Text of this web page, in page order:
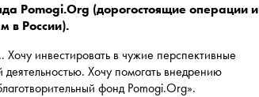
Pomogi.Org (дорогостоящие операции и
в России).
инвестировать в чужие перспективные
Хочу помогать внедрению
фонд Pomogi.Org».